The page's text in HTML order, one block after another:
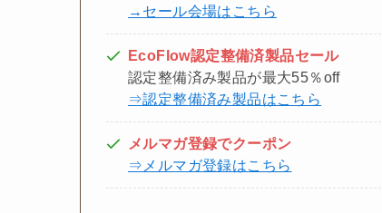
→セール会場はこちら
EcoFlow認定整備済製品セール
認定整備済み製品が最大55％off
⇒認定整備済み製品はこちら
メルマガ登録でクーポン
⇒メルマガ登録はこちら